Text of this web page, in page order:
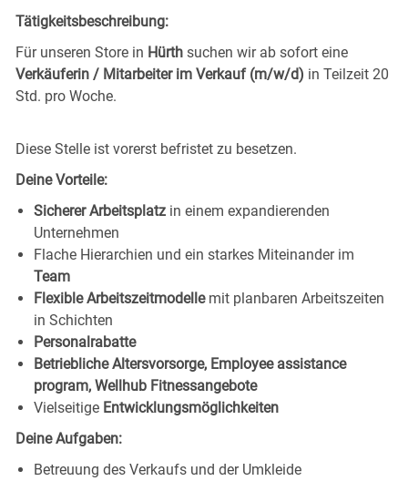
Tätigkeitsbeschreibung:
Für unseren Store in Hürth suchen wir ab sofort eine
Verkäuferin / Mitarbeiter im Verkauf (m/w/d) in Teilzeit 20
Std. pro Woche.
Diese Stelle ist vorerst befristet zu besetzen.
Deine Vorteile:
Sicherer Arbeitsplatz in einem expandierenden
Unternehmen
Flache Hierarchien und ein starkes Miteinander im
Team
Flexible Arbeitszeitmodelle mit planbaren Arbeitszeiten
in Schichten
Personalrabatte
Betriebliche Altersvorsorge, Employee assistance
program, Wellhub Fitnessangebote
Vielseitige Entwicklungsmöglichkeiten
Deine Aufgaben:
Betreuung des Verkaufs und der Umkleide